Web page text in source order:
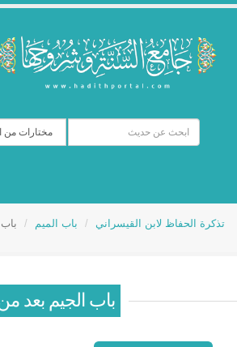
تذكرة الحفاظ لابن القيسراني باب الميم
باب الجيم بعد